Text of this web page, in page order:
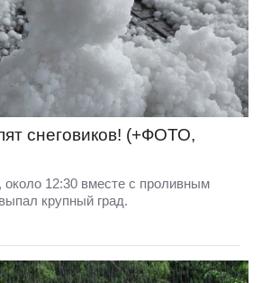
снеговиков! (+ФОТО,
около 12:30 вместе с проливным
крупный град.